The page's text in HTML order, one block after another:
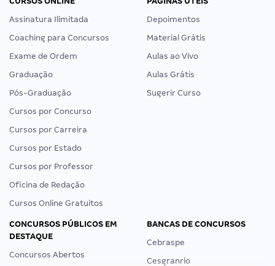
Assinatura Ilimitada
Coaching para Concursos
Exame de Ordem
Graduação
Pós-Graduação
Cursos por Concurso
Cursos por Carreira
Cursos por Estado
Cursos por Professor
Oficina de Redação
Cursos Online Gratuitos
Depoimentos
Material Grátis
Aulas ao Vivo
Aulas Grátis
Sugerir Curso
CONCURSOS PÚBLICOS EM
DESTAQUE
Concursos Abertos
BANCAS DE CONCURSOS
Cebraspe
Cesgranrio